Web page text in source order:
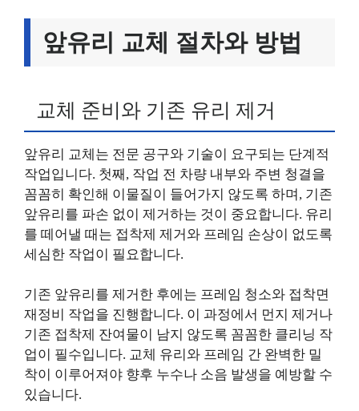
앞유리 교체 절차와 방법
교체 준비와 기존 유리 제거
앞유리 교체는 전문 공구와 기술이 요구되는 단계적
작업입니다. 첫째, 작업 전 차량 내부와 주변 청결을
꼼꼼히 확인해 이물질이 들어가지 않도록 하며, 기존
앞유리를 파손 없이 제거하는 것이 중요합니다. 유리
를 떼어낼 때는 접착제 제거와 프레임 손상이 없도록
세심한 작업이 필요합니다.
기존 앞유리를 제거한 후에는 프레임 청소와 접착면
재정비 작업을 진행합니다. 이 과정에서 먼지 제거나
기존 접착제 잔여물이 남지 않도록 꼼꼼한 클리닝 작
업이 필수입니다. 교체 유리와 프레임 간 완벽한 밀
착이 이루어져야 향후 누수나 소음 발생을 예방할 수
있습니다.